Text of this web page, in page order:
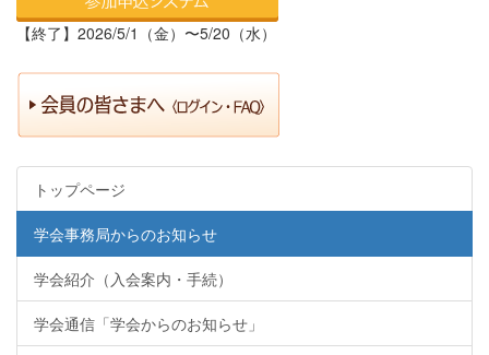
【終了】2026/5/1（金）〜5/20（水）
トップページ
学会事務局からのお知らせ
学会紹介（入会案内・手続）
学会通信「学会からのお知らせ」